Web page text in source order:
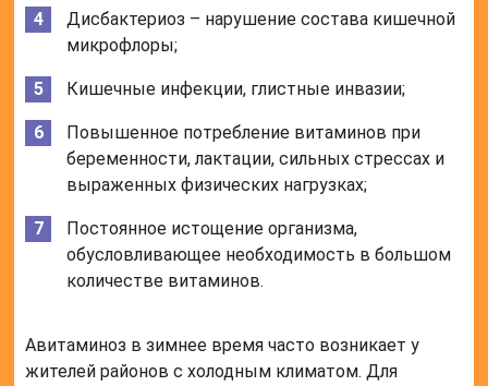
Дисбактериоз – нарушение состава кишечной
микрофлоры;
Кишечные инфекции, глистные инвазии;
Повышенное потребление витаминов при
беременности, лактации, сильных стрессах и
выраженных физических нагрузках;
Постоянное истощение организма,
обусловливающее необходимость в большом
количестве витаминов.
Авитаминоз в зимнее время часто возникает у
жителей районов с холодным климатом. Для